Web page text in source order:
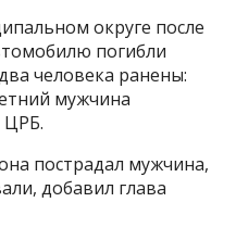
округе после
погибли
человека ранены:
мужчина
ЦРБ.
пострадал мужчина,
добавил глава